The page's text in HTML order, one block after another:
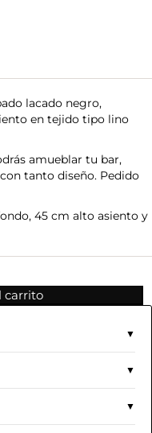
lacado negro,
en tejido tipo lino
amueblar tu bar,
tanto diseño. Pedido
45 cm alto asiento y
carrito